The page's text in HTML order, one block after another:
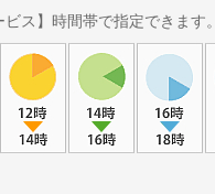
ビス】時間帯で指定できます。